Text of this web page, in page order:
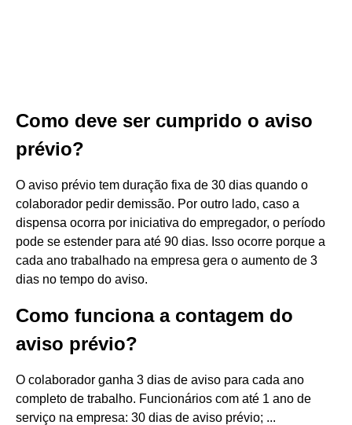
Como deve ser cumprido o aviso
prévio?
O aviso prévio tem duração fixa de 30 dias quando o
colaborador pedir demissão. Por outro lado, caso a
dispensa ocorra por iniciativa do empregador, o período
pode se estender para até 90 dias. Isso ocorre porque a
cada ano trabalhado na empresa gera o aumento de 3
dias no tempo do aviso.
Como funciona a contagem do
aviso prévio?
O colaborador ganha 3 dias de aviso para cada ano
completo de trabalho. Funcionários com até 1 ano de
serviço na empresa: 30 dias de aviso prévio; ...